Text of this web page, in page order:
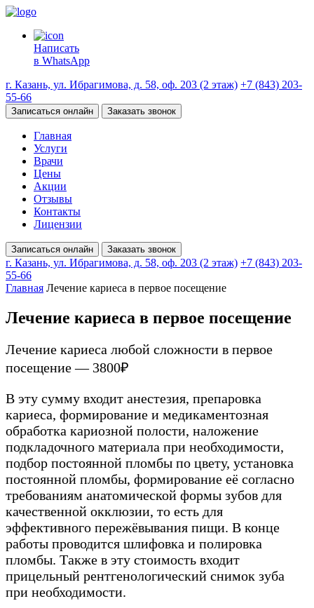
Написать
в WhatsApp
г. Казань, ул. Ибрагимова, д. 58, оф. 203 (2 этаж) +7 (843) 203-
55-66
Записаться онлайн Заказать звонок
Главная
Услуги
Врачи
Цены
Акции
Отзывы
Контакты
Лицензии
Записаться онлайн Заказать звонок
г. Казань, ул. Ибрагимова, д. 58, оф. 203 (2 этаж) +7 (843) 203-
55-66
Главная Лечение кариеса в первое посещение
Лечение кариеса в первое посещение
Лечение кариеса любой сложности в первое
посещение — 3800₽
В эту сумму входит анестезия, препаровка
кариеса, формирование и медикаментозная
обработка кариозной полости, наложение
подкладочного материала при необходимости,
подбор постоянной пломбы по цвету, установка
постоянной пломбы, формирование её согласно
требованиям анатомической формы зубов для
качественной окклюзии, то есть для
эффективного пережёвывания пищи. В конце
работы проводится шлифовка и полировка
пломбы. Также в эту стоимость входит
прицельный рентгенологический снимок зуба
при необходимости.